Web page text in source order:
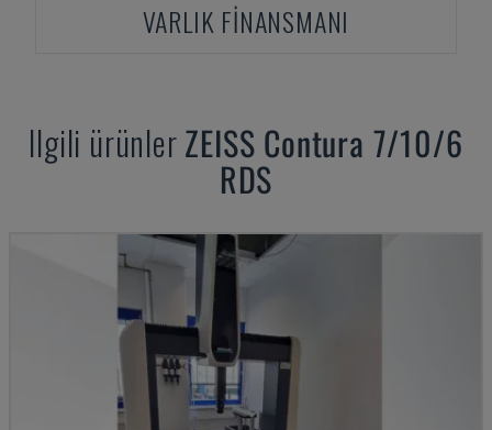
VARLIK FINANSMANI
Ilgili ürünlerZEISS Contura 7/10/6
RDS